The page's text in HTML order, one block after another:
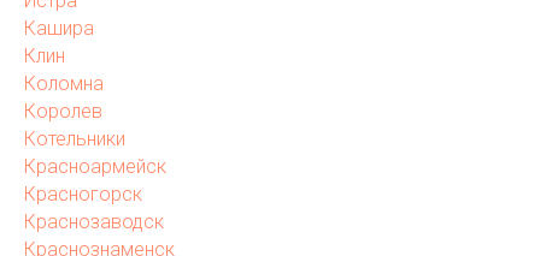
Кашира
Клин
Коломна
Королев
Котельники
Красноармейск
Красногорск
Краснозаводск
Краснознаменск